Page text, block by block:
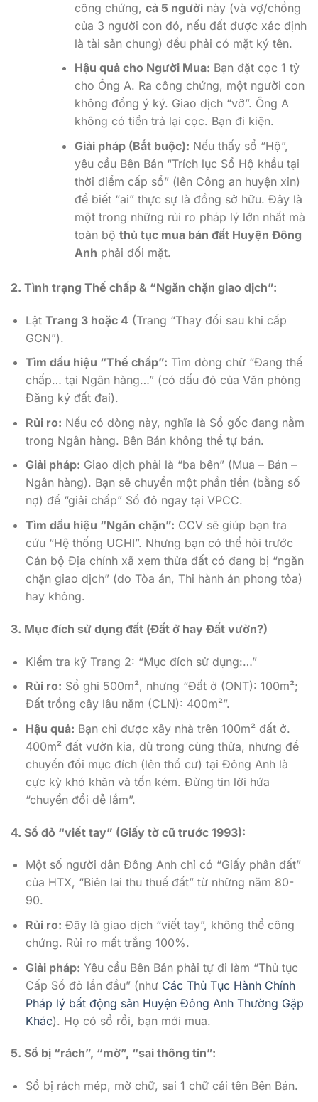
công chứng, cả 5 ngườinày (và vợ/chồng
của 3 người con đó, nếu đất được xác định
là tài sản chung) đều phải có mặt ký tên.
Hậu quả cho Người Mua: Bạn đặt cọc 1 tỷ
cho Ông A. Ra công chứng, một người con
không đồng ý ký. Giao dịch “vỡ”. Ông A
không có tiền trả lại cọc. Bạn đi kiện.
Giải pháp (Bắt buộc): Nếu thấy sổ “Hộ”,
yêu cầu Bên Bán “Trích lục Sổ Hộ khẩu tại
thời điểm cấp sổ” (lên Công an huyện xin)
để biết “ai” thực sự là đồng sở hữu. Đây là
một trong những rủi ro pháp lý lớn nhất mà
toàn bộ thủ tục mua bán đất Huyện Đông
Anh phải đối mặt.
2. Tình trạng Thế chấp & “Ngăn chặn giao dịch”:
Lật Trang 3 hoặc 4 (Trang “Thay đổi sau khi cấp
GCN”).
Tìm dấu hiệu “Thế chấp”: Tìm dòng chữ “Đang thế
chấp… tại Ngân hàng…” (có dấu đỏ của Văn phòng
Đăng ký đất đai).
Rủi ro: Nếu có dòng này, nghĩa là Sổ gốc đang nằm
trong Ngân hàng. Bên Bán không thể tự bán.
Giải pháp: Giao dịch phải là “ba bên” (Mua – Bán –
Ngân hàng). Bạn sẽ chuyển một phần tiền (bằng số
nợ) để “giải chấp” Sổ đỏ ngay tại VPCC.
Tìm dấu hiệu “Ngăn chặn”: CCV sẽ giúp bạn tra
cứu “Hệ thống UCHI”. Nhưng bạn có thể hỏi trước
Cán bộ Địa chính xã xem thửa đất có đang bị “ngăn
chặn giao dịch” (do Tòa án, Thi hành án phong tỏa)
hay không.
3. Mục đích sử dụng đất (Đất ở hay Đất vườn?)
Kiểm tra kỹ Trang 2: “Mục đích sử dụng:…”
Rủi ro: Sổ ghi 500m², nhưng “Đất ở (ONT): 100m²;
Đất trồng cây lâu năm (CLN): 400m²”.
Hậu quả: Bạn chỉ được xây nhà trên 100m² đất ở.
400m² đất vườn kia, dù trong cùng thửa, nhưng để
chuyển đổi mục đích (lên thổ cư) tại Đông Anh là
cực kỳ khó khăn và tốn kém. Đừng tin lời hứa
“chuyển đổi dễ lắm”.
4. Sổ đỏ “viết tay” (Giấy tờ cũ trước 1993):
Một số người dân Đông Anh chỉ có “Giấy phân đất”
của HTX, “Biên lai thu thuế đất” từ những năm 80-
90.
Rủi ro: Đây là giao dịch “viết tay”, không thể công
chứng. Rủi ro mất trắng 100%.
Giải pháp: Yêu cầu Bên Bán phải tự đi làm “Thủ tục
Cấp Sổ đỏ lần đầu” (như Các Thủ Tục Hành Chính
Pháp lý bất động sản Huyện Đông Anh Thường Gặp
Khác). Họ có sổ rồi, bạn mới mua.
5. Sổ bị “rách”, “mờ”, “sai thông tin”:
Sổ bị rách mép, mờ chữ, sai 1 chữ cái tên Bên Bán.